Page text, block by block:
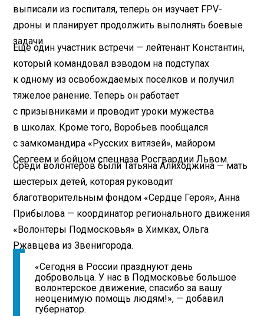
выписали из госпиталя, теперь он изучает FPV-
дроны и планирует продолжить выполнять боевые
задачи.
Еще один участник встречи — лейтенант Константин,
который командовал взводом на подступах
к одному из освобождаемых поселков и получил
тяжелое ранение. Теперь он работает
с призывниками и проводит уроки мужества
в школах. Кроме того, Воробьев пообщался
с замкомандира «Русских витязей», майором
Сергеем и бойцом спецназа Росгвардии Львом.
Среди волонтеров были Татьяна Алиходжина — мать
шестерых детей, которая руководит
благотворительным фондом «Сердце Героя», Анна
Прибылова — координатор регионального движения
«Волонтеры Подмосковья» в Химках, Ольга
Ржавцева из Звенигорода.
«Сегодня в России празднуют день
добровольца. У нас в Подмосковье большое
волонтерское движение, спасибо за вашу
неоценимую помощь людям!», — добавил
губернатор.